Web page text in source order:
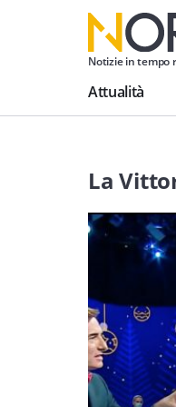
Notizie in tempo
Attualità
La